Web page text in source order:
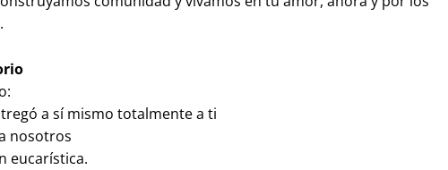
a sí mismo totalmente a ti
nosotros
eucarística.